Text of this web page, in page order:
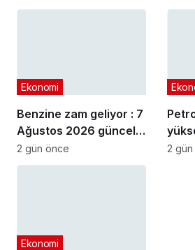
Benzine zam geliyor : 7
Ağustos 2026 güncel
akaryakıt fiyatları
Ekonomi
2 gün önce 2
Ekonomi